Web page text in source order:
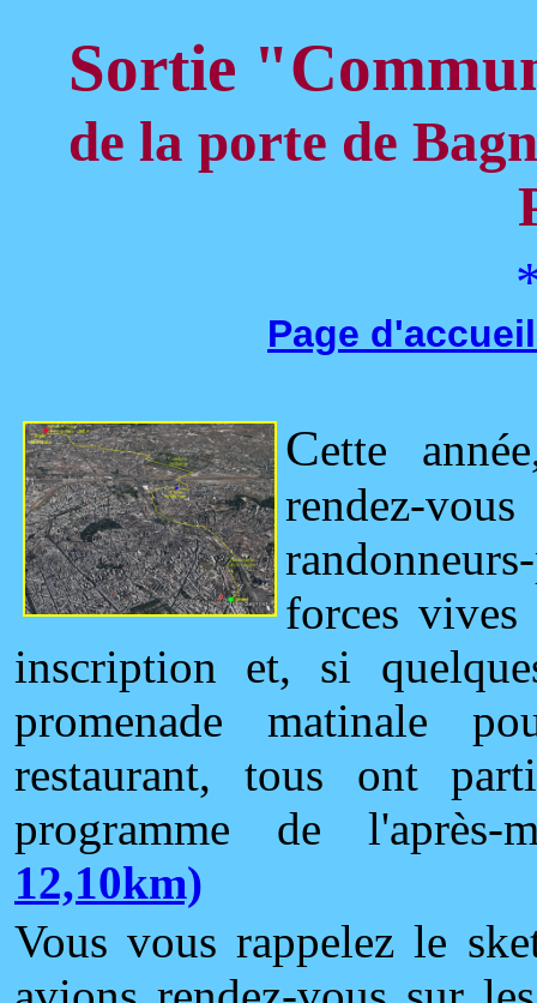
Sortie
de la porte de
Page
Cette
rendez-
forces
inscription et, si
promenade matinale
restaurant, tous ont
programme de l'après-
12,10km)
Vous vous rappelez le